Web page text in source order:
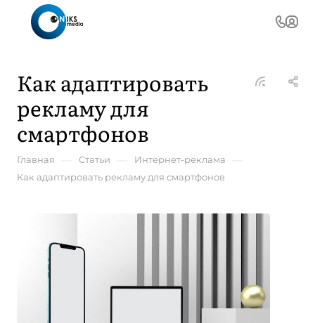
Как адаптировать
рекламу для
смартфонов
Главная Статьи Интернет-реклама
Как адаптировать рекламу для смартфонов